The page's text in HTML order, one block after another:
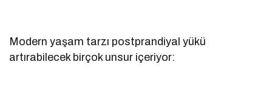
Modern yaşam tarzı postprandiyal yükü
artırabilecek birçok unsur içeriyor: